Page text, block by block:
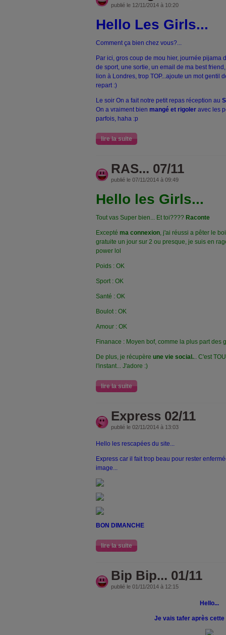
publié le 12/11/2014 à 10:20
Hello Les Girls...
Comment ça bien chez vous?...
Par ici, gros coup de mou hier, journée pijama
de sport, une sortie, un email de ma best
lion à Londres, trop TOP...ajoute un mot gentil
repart :)
Le soir On a fait notre petit repas réception au
On a vraiment bien mangé et rigoler avec les
parfois, haha :p
lire la suite
RAS... 07/11
publié le 07/11/2014 à 09:49
Hello les Girls...
Tout vas Super bien... Et toi???? Raconte
Excepté ma connexion, j'ai réussi a pêter le
gratuite un jour sur 2 ou presque, je suis en
power lol
Poids : OK
Sport : OK
Santé : OK
Boulot : OK
Amour : OK
Finanace : Moyen bof, comme la plus part des
De plus, je récupère une vie social... C'est
l'instant... J'adore :)
lire la suite
Express 02/11
publié le 02/11/2014 à 13:03
Hello les rescapées du site...
Express car il fait trop beau pour rester
image...
BON DIMANCHE
lire la suite
Bip Bip... 01/11
publié le 01/11/2014 à 12:15
Hello...
Je vais tafer après cette